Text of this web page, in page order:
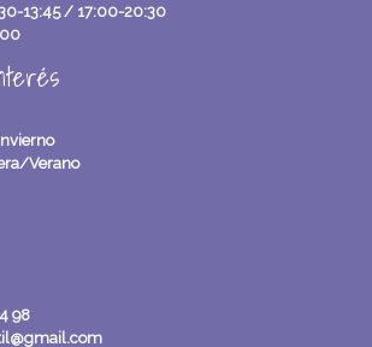
13:45 / 17:00-20:30
Verano
98